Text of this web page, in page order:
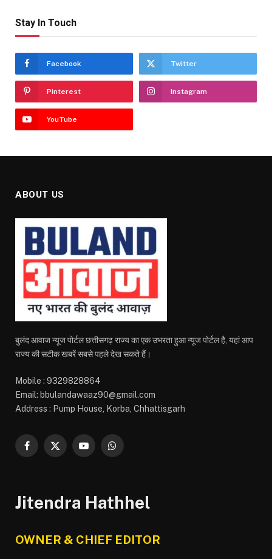
Stay In Touch
Facebook Twitter
Pinterest Instagram
YouTube
ABOUT US
बुलंद आवाज न्यूज पोर्टल छत्तीसगढ़ राज्य का एक उभरता हुआ न्यूज पोर्टल है, यहां आप
राज्य की सटीक खबरें सबसे पहले देख सकते हैं।
Mobile : 9329828864
Email: bbulandawaaz90@gmail.com
Address : Pump House, Korba, Chhattisgarh
Facebook
X
YouTubeWhatsApp
Jitendra Hathhel
OWNER & CHIEF EDITOR